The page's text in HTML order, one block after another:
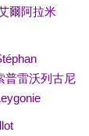
爾阿拉米
普雷沃列古尼